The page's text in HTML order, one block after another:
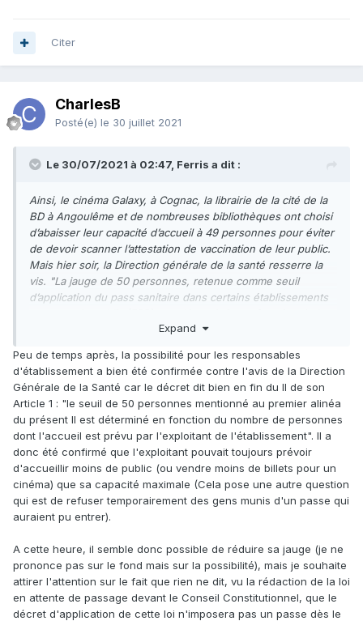
Citer
CharlesB
Posté(e) le 30 juillet 2021
Le 30/07/2021 à 02:47, Ferris a dit :
Ainsi, le cinéma Galaxy, à Cognac, la librairie de la cité de la
BD à Angoulême et de nombreuses bibliothèques ont choisi
d’abaisser leur capacité d’accueil à 49 personnes pour éviter
de devoir scanner l’attestation de vaccination de leur public.
Mais hier soir, la Direction générale de la santé resserre la
vis. "La jauge de 50 personnes, retenue comme seuil
d’application du pass sanitaire dans certains établissements
capacité d’accueil de cet ERP et non en fonction de
plusieurs médias nationaux. En clair, le pass est obligatoire à
partir du moment où le lieu peut recevoir plus de
50 personnes, peut-importe si seuls trois visiteurs se sont
déplacés.
https://www.charentelibre.fr/2021/07/22/confusion-autour-
de-la-jauge-a-49-personnes-pour-echapper-au-pass-
sanitaire,3774344.php
Expand
Peu de temps après, la possibilité pour les responsables
d'établissement a bien été confirmée contre l'avis de la Direction
Générale de la Santé car le décret dit bien en fin du II de son
Article 1 : "le seuil de 50 personnes mentionné au premier alinéa
du présent II est déterminé en fonction du nombre de personnes
dont l'accueil est prévu par l'exploitant de l'établissement". Il a
donc été confirmé que l'exploitant pouvait toujours prévoir
d'accueillir moins de public (ou vendre moins de billets pour un
cinéma) que sa capacité maximale (Cela pose une autre question
qui est de refuser temporairement des gens munis d'un passe qui
auraient pu entrer).
A cette heure, il semble donc possible de réduire sa jauge (je ne
prononce pas sur le fond mais sur la possibilité), mais je souhaite
attirer l'attention sur le fait que rien ne dit, vu la rédaction de la loi
en attente de passage devant le Conseil Constitutionnel, que le
décret d'application de cette loi n'imposera pas un passe dès le